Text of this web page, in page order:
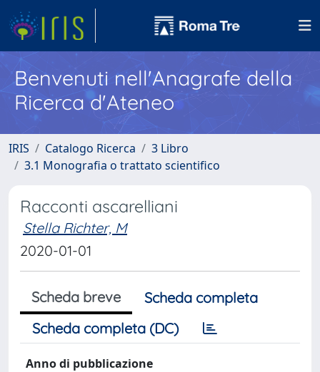
Benvenuti nell'Anagrafe della
Ricerca d'Ateneo
IRIS Catalogo Ricerca
3 Libro
3.1 Monografia o trattato scientifico
Racconti ascarelliani
Stella Richter, M
2020-01-01
Scheda breve
Scheda completa
Scheda completa (DC)
Anno di pubblicazione